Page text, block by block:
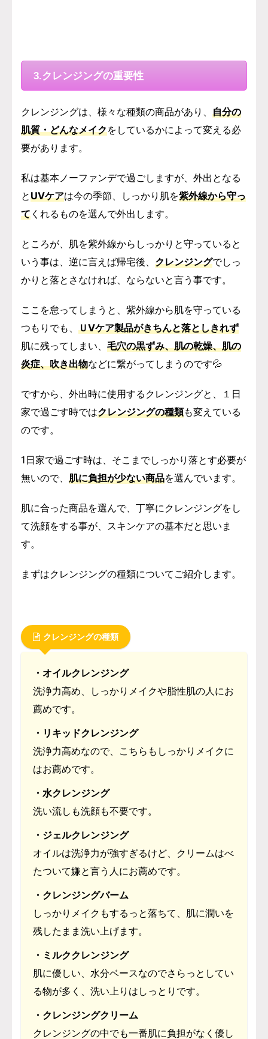
3.クレンジングの重要性
クレンジングは、様々な種類の商品があり、 自分の
肌質・どんなメイクをしているかによって変える必
要があります。
私は基本ノーファンデで過ごしますが、外出となる
とUVケアは今の季節、しっかり肌を紫外線から守っ
て くれるものを選んで外出します。
ところが、肌を紫外線からしっかりと守っていると
いう事は、逆に言えば帰宅後、 クレンジングでしっ
かりと落とさなければ、ならないと言う事です。
ここを怠ってしまうと、紫外線から肌を守っている
つもりでも、 ＵVケア製品がきちんと落としきれず
肌に残ってしまい、 毛穴の黒ずみ、肌の乾燥、肌の
炎症、吹き出物などに繋がってしまうのです💦
ですから、外出時に使用するクレンジングと、１日
家で過ごす時ではクレンジングの種類も変えている
のです。
1日家で過ごす時は、そこまでしっかり落とす必要が
無いので、 肌に負担が少ない商品を選んでいます。
肌に合った商品を選んで、丁寧にクレンジングをし
て洗顔をする事が、スキンケアの基本だと思いま
す。
まずはクレンジングの種類についてご紹介します。
クレンジングの種類
・オイルクレンジング
洗浄力高め、しっかりメイクや脂性肌の人にお
薦めです。
・リキッドクレンジング
洗浄力高めなので、こちらもしっかりメイクに
はお薦めです。
・水クレンジング
洗い流しも洗顔も不要です。
・ジェルクレンジング
オイルは洗浄力が強すぎるけど、クリームはべ
たついて嫌と言う人にお薦めです。
・クレンジングバーム
しっかりメイクもするっと落ちて、肌に潤いを
残したまま洗い上げます。
・ミルククレンジング
肌に優しい、水分ベースなのでさらっとしてい
る物が多く、洗い上りはしっとりです。
・クレンジングクリーム
クレンジングの中でも一番肌に負担がなく優し